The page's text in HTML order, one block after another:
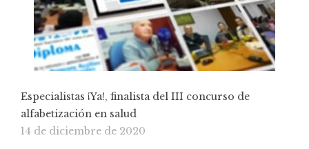
Especialistas ¡Ya!, finalista del III concurso de
alfabetización en salud
14 de diciembre de 2020